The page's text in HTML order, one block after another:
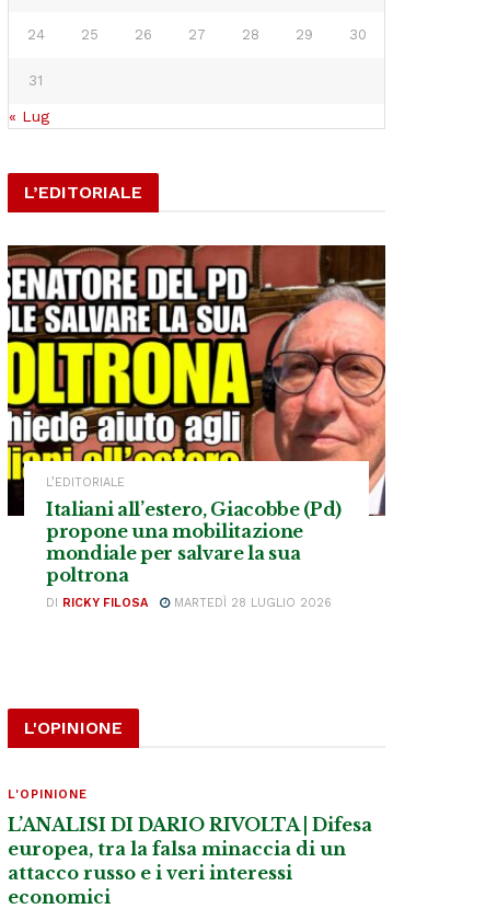
24 25 26 27 28 29 30
31
« Lug
L’EDITORIALE
L’EDITORIALE
Italiani all’estero, Giacobbe (Pd)
propone una mobilitazione
mondiale per salvare la sua
poltrona
DI RICKY FILOSA MARTEDÌ 28 LUGLIO 2026
L'OPINIONE
L'OPINIONE
L’ANALISI DI DARIO RIVOLTA | Difesa
europea, tra la falsa minaccia di un
attacco russo e i veri interessi
economici